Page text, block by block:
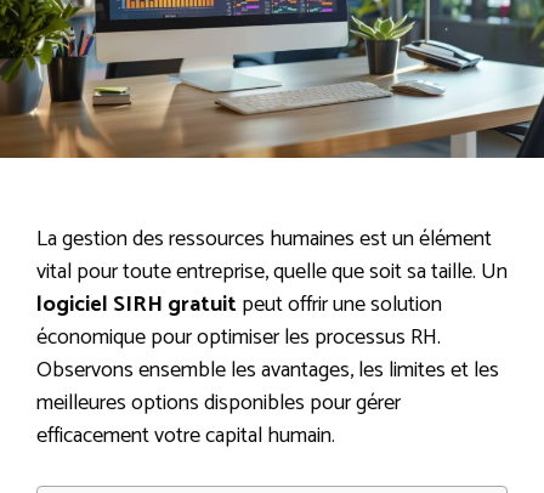
La gestion des ressources humaines est un élément
vital pour toute entreprise, quelle que soit sa taille. Un
logiciel SIRH gratuitpeut offrir une solution
économique pour optimiser les processus RH.
Observons ensemble les avantages, les limites et les
meilleures options disponibles pour gérer
efficacement votre capital humain.